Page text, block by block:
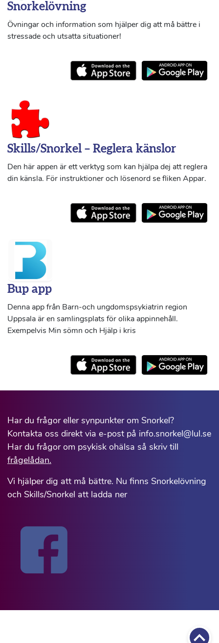
Snorkelövning
Övningar och information som hjälper dig att må bättre i
stressade och utsatta situationer!
Skills/Snorkel – Reglera känslor
Den här appen är ett verktyg som kan hjälpa dej att reglera
din känsla. För instruktioner och lösenord se fliken Appar.
Bup app
Denna app från Barn-och ungdomspsykiatrin region
Uppsala är en samlingsplats för olika appinnehåll.
Exempelvis Min sömn och Hjälp i kris
Har du frågor eller synpunkter om Snorkel?
Kontakta oss direkt via e-post på info.snorkel@lul.se
Har du frågor om psykisk ohälsa så skriv till
frågelådan.
Vi hjälper dig att må bättre. Nu finns Snorkelövning
och Skills/Snorkel att ladda ner